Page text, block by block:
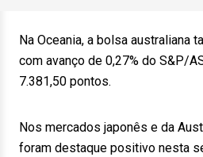
Na Oceania, a bolsa australiana
com avanço de 0,27% do S&P/
7.381,50 pontos.
Nos mercados japonês e da
foram destaque positivo nesta